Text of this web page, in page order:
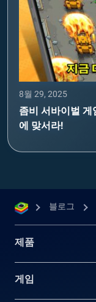
8월 29, 2025
좀비 서바이벌
에 맞서라!
블로그
제품
게임